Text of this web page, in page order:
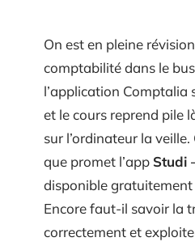
On est en pleine
comptabilité dans le
l’application Comptalia
et le cours reprend pile
sur l’ordinateur la veille.
que promet l’app Studi
disponible
Encore faut-il savoir la
correctement et